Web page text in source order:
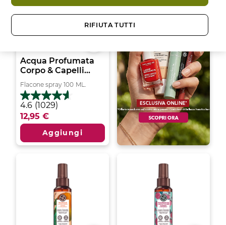
Acqua Profumata
Corpo & Capelli...
Flacone spray 100 ML.
4.6 (1029)
4.6
su
5
1029
recensioni
12,95 €
Aggiungi
RIFIUTA TUTTI